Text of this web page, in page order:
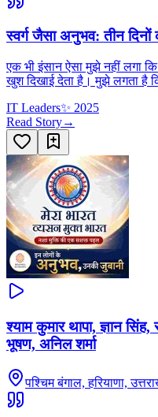
स्वर्ग जैसा अनुभव: तीन
एक भी इंसान ऐसा मुझे नहीं लगा
खुश दिखाई देता है। मुझे लगता है
IT Leaders✨ 2025
Read Story→
श्याम कुमार थापा, ज्ञान
भूषण, अनिल शर्मा
पश्चिम बंगाल, हरियाणा,